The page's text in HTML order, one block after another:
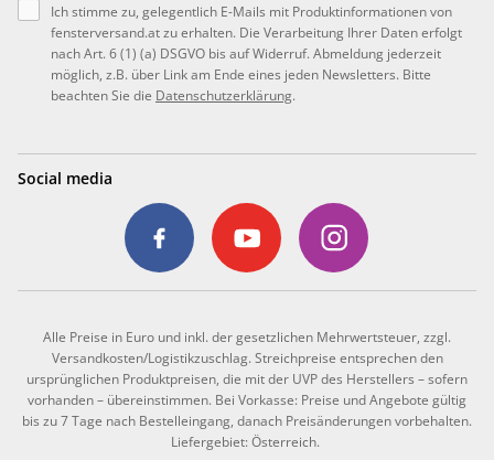
Ich stimme zu, gelegentlich E-Mails mit Produktinformationen von
fensterversand.at zu erhalten. Die Verarbeitung Ihrer Daten erfolgt
nach Art. 6 (1) (a) DSGVO bis auf Widerruf. Abmeldung jederzeit
möglich, z.B. über Link am Ende eines jeden Newsletters. Bitte
beachten Sie die Datenschutzerklärung.
Social media
Alle Preise in Euro und inkl. der gesetzlichen Mehrwertsteuer, zzgl.
Versandkosten/Logistikzuschlag. Streichpreise entsprechen den
ursprünglichen Produktpreisen, die mit der UVP des Herstellers – sofern
vorhanden – übereinstimmen. Bei Vorkasse: Preise und Angebote gültig
bis zu 7 Tage nach Bestelleingang, danach Preisänderungen vorbehalten.
Liefergebiet: Österreich.